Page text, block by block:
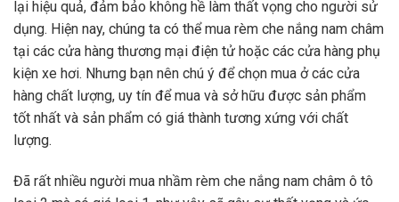
lại hiệu quả, đảm bảo không hề làm thất vọng cho người sử
dụng. Hiện nay, chúng ta có thể mua rèm che nắng nam châm
tại các cửa hàng thương mại điện tử hoặc các cửa hàng phụ
kiện xe hơi. Nhưng bạn nên chú ý để chọn mua ở các cửa
hàng chất lượng, uy tín để mua và sở hữu được sản phẩm
tốt nhất và sản phẩm có giá thành tương xứng với chất
lượng.
Đã rất nhiều người mua nhầm rèm che nắng nam châm ô tô